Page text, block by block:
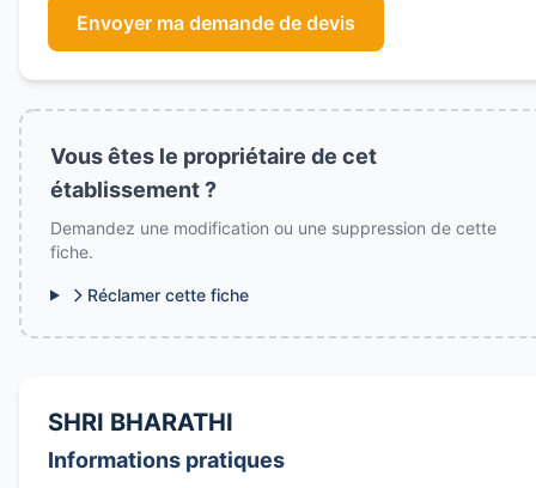
Envoyer ma demande de devis
Vous êtes le propriétaire de cet
établissement ?
Demandez une modification ou une suppression de cette
fiche.
Réclamer cette fiche
SHRI BHARATHI
Informations pratiques